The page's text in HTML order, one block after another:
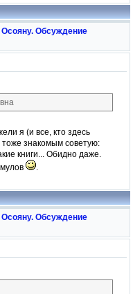
Обсуждение
я (и все, кто здесь
знакомым советую:
книги... Обидно даже.
.
Обсуждение